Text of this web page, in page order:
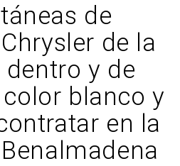
de
de la
y de
blanco y
en la